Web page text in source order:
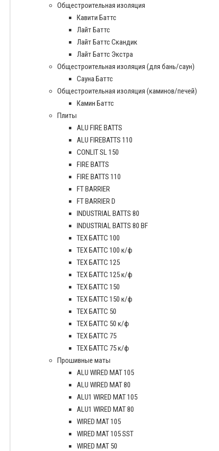
Общестроительная изоляция
Кавити Баттс
Лайт Баттс
Лайт Баттс Скандик
Лайт Баттс Экстра
Общестроительная изоляция (для бань/саун)
Сауна Баттс
Общестроительная изоляция (каминов/печей)
Камин Баттс
Плиты
ALU FIRE BATTS
ALU FIREBATTS 110
CONLIT SL 150
FIRE BATTS
FIRE BATTS 110
FT BARRIER
FT BARRIER D
INDUSTRIAL BATTS 80
INDUSTRIAL BATTS 80 BF
ТЕХ БАТТС 100
ТЕХ БАТТС 100 к/ф
ТЕХ БАТТС 125
ТЕХ БАТТС 125 к/ф
ТЕХ БАТТС 150
ТЕХ БАТТС 150 к/ф
ТЕХ БАТТС 50
ТЕХ БАТТС 50 к/ф
ТЕХ БАТТС 75
ТЕХ БАТТС 75 к/ф
Прошивные маты
ALU WIRED MAT 105
ALU WIRED MAT 80
ALU1 WIRED MAT 105
ALU1 WIRED MAT 80
WIRED MAT 105
WIRED MAT 105 SST
WIRED MAT 50